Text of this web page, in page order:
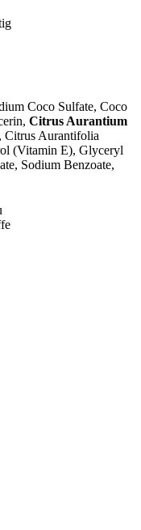
Coco­ Sulfate, Coco
Citrus Aurantium
, Citrus Aurantifolia
(Vitamin E), Glyceryl
Sodium Benzoate,